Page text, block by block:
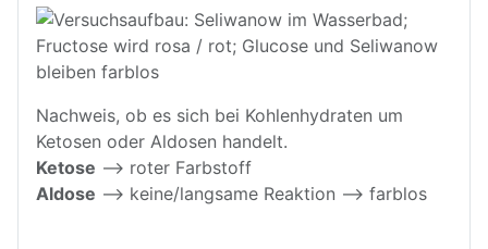
Nachweis, ob es sich bei Kohlenhydraten um
Ketosen oder Aldosen handelt.
Ketose --> roter Farbstoff
Aldose --> keine/langsame Reaktion --> farblos